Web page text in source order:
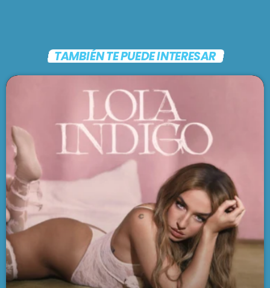
TAMBIÉN TE PUEDE INTERESAR